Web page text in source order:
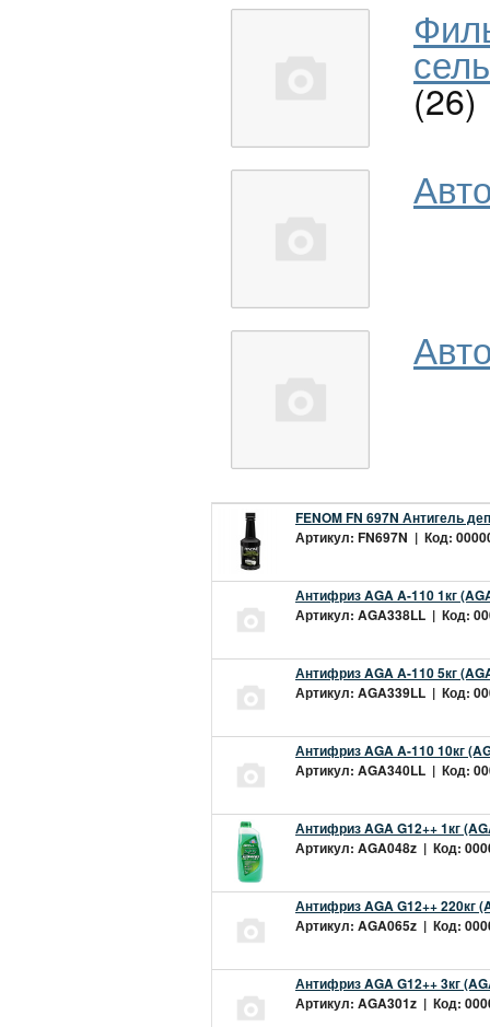
(26)
FENOM FN 697N Антигель
Артикул: FN697N | Код:
Антифриз AGA A-110 1кг
Артикул: AGA338LL | Код:
Антифриз AGA A-110 5кг
Артикул: AGA339LL | Код:
Антифриз AGA A-110 10кг
Артикул: AGA340LL | Код:
Антифриз AGA G12++ 1кг
Артикул: AGA048z | Код:
Антифриз AGA G12++ 220кг
Артикул: AGA065z | Код:
Антифриз AGA G12++ 3кг
Артикул: AGA301z | Код: